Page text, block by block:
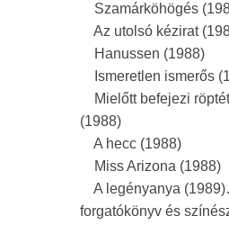
Szamárköhögés
Az utolsó kézirat
Hanussen (1988)
Ismeretlen ismerős
Mielőtt befejezi
(1988)
A hecc (1988)
Miss Arizona (1988)
A legényanya
forgatókönyv és